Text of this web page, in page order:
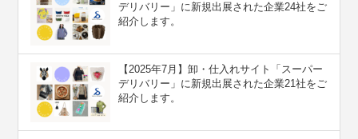
デリバリー」に新規出展された企業24社をご
紹介します。
【2025年7月】卸・仕入れサイト「スーパー
デリバリー」に新規出展された企業21社をご
紹介します。